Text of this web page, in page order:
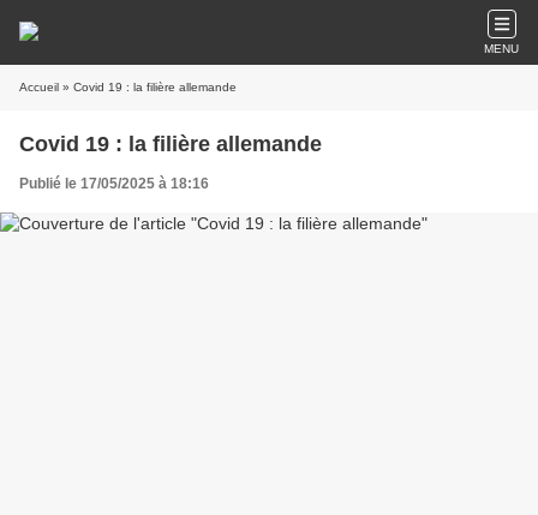
MENU
Accueil » Covid 19 : la filière allemande
Covid 19 : la filière allemande
Publié le 17/05/2025 à 18:16